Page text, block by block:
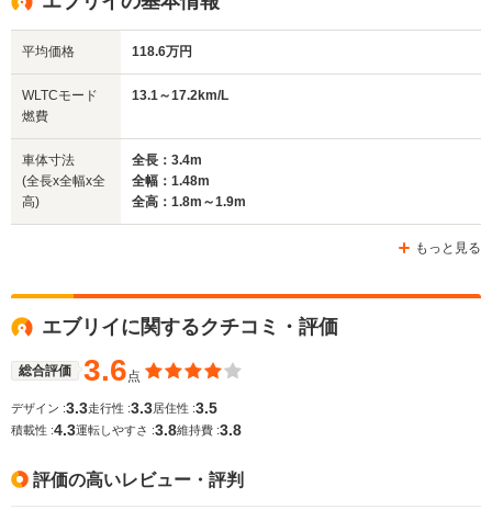
平均価格 118.6万円
WLTCモード
燃費
13.1～17.2km/L
車体寸法
(全長x全幅x全
高)
全長：3.4m
全幅：1.48m
全高：1.8m～1.9m
もっと見る
エブリイに関するクチコミ・評価
総合評価 3.6 点
デザイン :3.3走行性 :3.3居住性 :3.5
積載性 :4.3運転しやすさ :3.8維持費 :3.8
評価の高いレビュー・評判